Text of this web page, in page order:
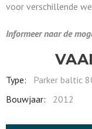
Type:
Parker baltic
Bouwjaar: 2012
voor verschillende
Informeer naar de